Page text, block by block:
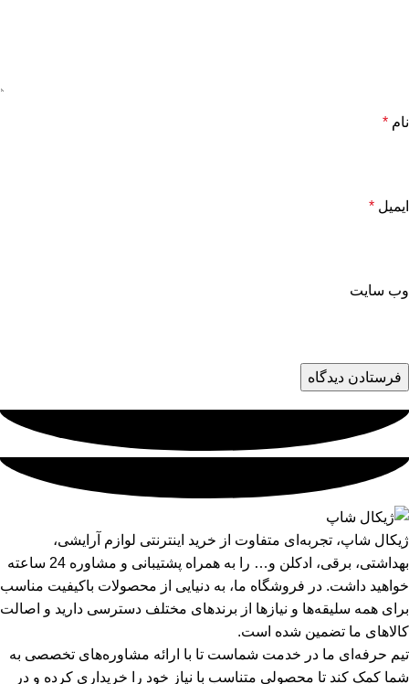
نام *
ایمیل *
وب‌ سایت
ژیکال شاپ، تجربه‌ای متفاوت از خرید اینترنتی لوازم آرایشی،
بهداشتی، برقی، ادکلن و… را به همراه پشتیبانی و مشاوره 24 ساعته
خواهید داشت. در فروشگاه ما، به دنیایی از محصولات باکیفیت مناسب
برای همه سلیقه‌ها و نیازها از برندهای مختلف دسترسی دارید و اصالت
کالاهای ما تضمین شده است.
تیم حرفه‌ای ما در خدمت شماست تا با ارائه مشاوره‌های تخصصی به
شما کمک کند تا محصولی متناسب با نیاز خود را خریداری کرده و در